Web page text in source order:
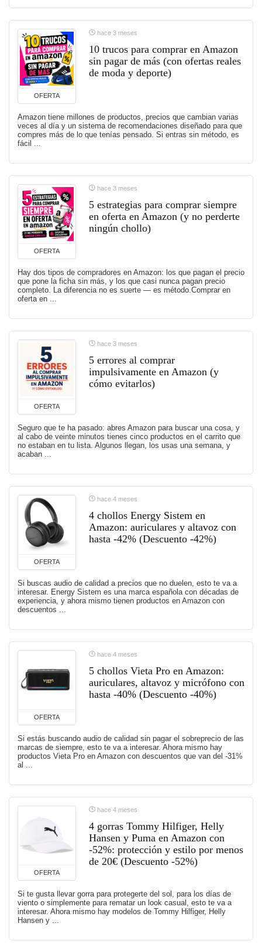
OFERTA
hace 3 meses
10 trucos para comprar en Amazon
sin pagar de más (con ofertas reales
de moda y deporte)
Amazon tiene millones de productos, precios que cambian varias
veces al día y un sistema de recomendaciones diseñado para que
compres más de lo que tenías pensado. Si entras sin método, es
fácil ...
OFERTA
hace 3 meses
5 estrategias para comprar siempre
en oferta en Amazon (y no perderte
ningún chollo)
Hay dos tipos de compradores en Amazon: los que pagan el precio
que pone la ficha sin más, y los que casi nunca pagan precio
completo. La diferencia no es suerte — es método.Comprar en
oferta en ...
OFERTA
hace 3 meses
5 errores al comprar
impulsivamente en Amazon (y
cómo evitarlos)
Seguro que te ha pasado: abres Amazon para buscar una cosa, y
al cabo de veinte minutos tienes cinco productos en el carrito que
no estaban en tu lista. Algunos llegan, los usas una semana, y
acaban ...
OFERTA
hace 4 meses
4 chollos Energy Sistem en
Amazon: auriculares y altavoz con
hasta -42% (Descuento -42%)
Si buscas audio de calidad a precios que no duelen, esto te va a
interesar. Energy Sistem es una marca española con décadas de
experiencia, y ahora mismo tienen productos en Amazon con
descuentos ...
OFERTA
hace 4 meses
5 chollos Vieta Pro en Amazon:
auriculares, altavoz y micrófono con
hasta -40% (Descuento -40%)
Si estás buscando audio de calidad sin pagar el sobreprecio de las
marcas de siempre, esto te va a interesar. Ahora mismo hay
productos Vieta Pro en Amazon con descuentos que van del -31%
al ...
OFERTA
hace 4 meses
4 gorras Tommy Hilfiger, Helly
Hansen y Puma en Amazon con
-52%: protección y estilo por menos
de 20€ (Descuento -52%)
Si te gusta llevar gorra para protegerte del sol, para los días de
viento o simplemente para rematar un look casual, esto te va a
interesar. Ahora mismo hay modelos de Tommy Hilfiger, Helly
Hansen y ...